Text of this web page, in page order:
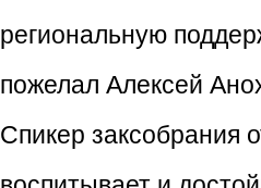
региональную
пожелал Алексей
Спикер заксобрания